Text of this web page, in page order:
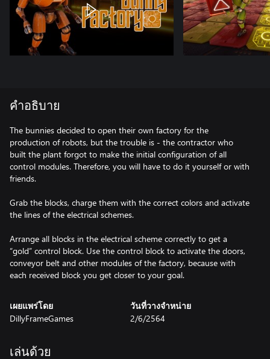
คำอธิบาย
The bunnies decided to open their own factory for the
production of robots, but the trouble is - the contractor who
built the plant forgot to make the initial configuration of all
control modules. Therefore, you will have to do it yourself or with
friends.
Grab the blocks, charge them with the correct colors and activate
the lines of the electrical schemes.
Arrange all blocks in the electrical scheme correctly to get a
“gold” control block. Use the control block to activate the doors,
conveyor belt and other modules of the factory, because with
each received block you get closer to your goal.
เผยแพร่โดย
DillyFrameGames
วันที่วางจำหน่าย
2/6/2564
เล่นด้วย